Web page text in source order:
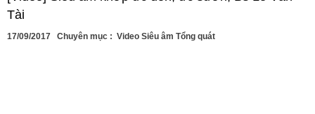
Tài
17/09/2017 Chuyên mục : Video Siêu âm Tổng quát